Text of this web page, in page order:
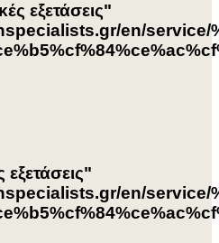
εξετάσεις"
en/service/
en/service/